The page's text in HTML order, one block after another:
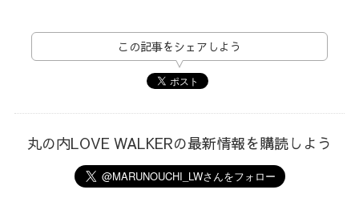
この記事をシェアしよう
丸の内LOVE WALKERの最新情報を購読しよう